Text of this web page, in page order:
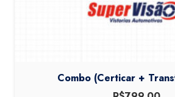
Combo (Certicar +